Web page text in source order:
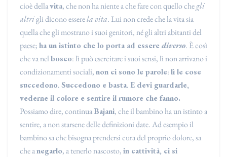
cioè dellavita, che non ha niente a che fare con quello chegli
altrigli dicono esserela vita. Lui non crede che la vita sia
quella che gli mostrano i suoi genitori, né gli altri abitanti del
paese;ha un istinto che lo porta ad essere diverso. È così
che va nelbosco: lì può esercitare i suoi sensi, lì non arrivano i
condizionamenti sociali,non ci sono le parole:lì le cose
succedono.Succedono e basta. E devi guardarle,
vederne il colore e sentire il rumore che fanno.
Possiamo dire, continuaBajani, che il bambino ha un istinto a
sentire, a non starsene delle definizioni date. Ad esempio il
bambino sa che bisogna prendersi cura del proprio dolore, sa
che anegarlo, a tenerlo nascosto,in cattività, ci si